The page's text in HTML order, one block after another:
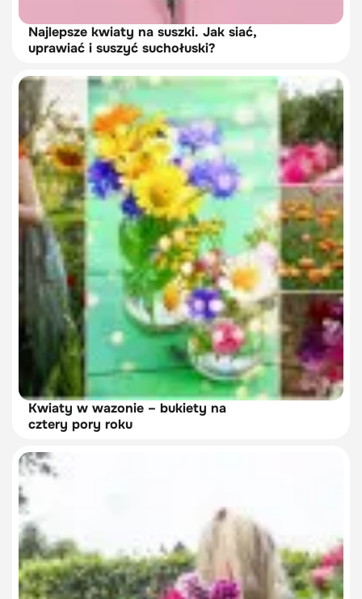
Najlepsze kwiaty na suszki. Jak siać,
uprawiać i suszyć suchołuski?
Kwiaty w wazonie – bukiety na
cztery pory roku